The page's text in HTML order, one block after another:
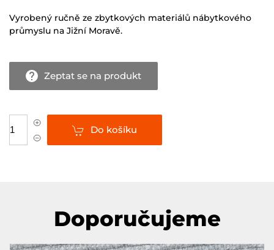
Vyrobený ručně ze zbytkových materiálů nábytkového
průmyslu na Jižní Moravě.
Zeptat se na produkt
Do košíku
Doporučujeme